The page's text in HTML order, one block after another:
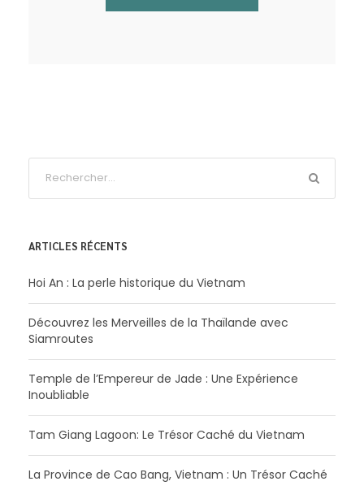
ARTICLES RÉCENTS
Hoi An : La perle historique du Vietnam
Découvrez les Merveilles de la Thaïlande avec
Siamroutes
Temple de l’Empereur de Jade : Une Expérience
Inoubliable
Tam Giang Lagoon: Le Trésor Caché du Vietnam
La Province de Cao Bang, Vietnam : Un Trésor Caché